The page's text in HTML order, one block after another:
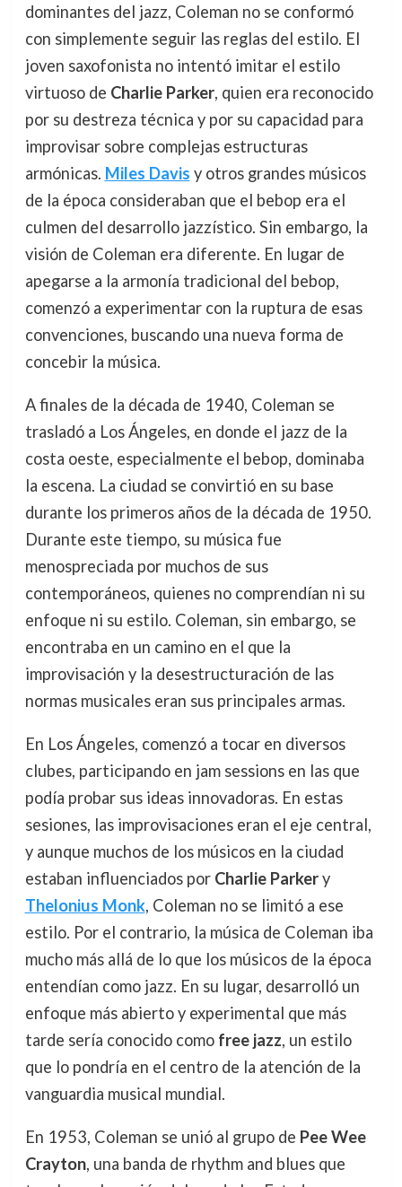
dominantes del jazz, Coleman no se conformó
con simplemente seguir las reglas del estilo. El
joven saxofonista no intentó imitar el estilo
virtuoso de Charlie Parker, quien era reconocido
por su destreza técnica y por su capacidad para
improvisar sobre complejas estructuras
armónicas. Miles Davis y otros grandes músicos
de la época consideraban que el bebop era el
culmen del desarrollo jazzístico. Sin embargo, la
visión de Coleman era diferente. En lugar de
apegarse a la armonía tradicional del bebop,
comenzó a experimentar con la ruptura de esas
convenciones, buscando una nueva forma de
concebir la música.
A finales de la década de 1940, Coleman se
trasladó a Los Ángeles, en donde el jazz de la
costa oeste, especialmente el bebop, dominaba
la escena. La ciudad se convirtió en su base
durante los primeros años de la década de 1950.
Durante este tiempo, su música fue
menospreciada por muchos de sus
contemporáneos, quienes no comprendían ni su
enfoque ni su estilo. Coleman, sin embargo, se
encontraba en un camino en el que la
improvisación y la desestructuración de las
normas musicales eran sus principales armas.
En Los Ángeles, comenzó a tocar en diversos
clubes, participando en jam sessions en las que
podía probar sus ideas innovadoras. En estas
sesiones, las improvisaciones eran el eje central,
y aunque muchos de los músicos en la ciudad
estaban influenciados por Charlie Parkery
Thelonius Monk, Coleman no se limitó a ese
estilo. Por el contrario, la música de Coleman iba
mucho más allá de lo que los músicos de la época
entendían como jazz. En su lugar, desarrolló un
enfoque más abierto y experimental que más
tarde sería conocido como free jazz, un estilo
que lo pondría en el centro de la atención de la
vanguardia musical mundial.
En 1953, Coleman se unió al grupo de Pee Wee
Crayton, una banda de rhythm and blues que